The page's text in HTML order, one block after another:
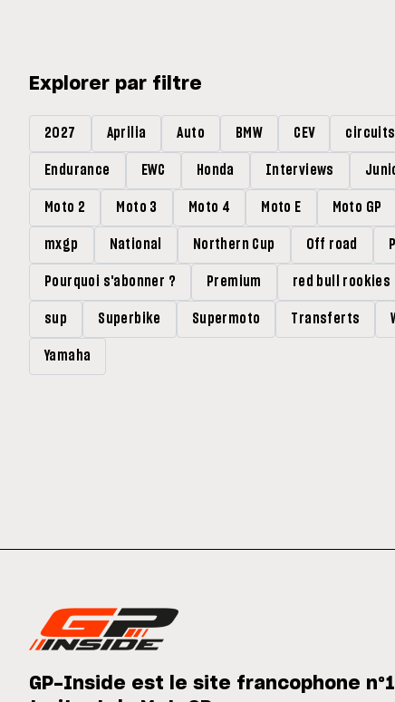
Explorer par filtre
2027 Aprilia Auto BMW CEV circuits
Endurance EWC Honda Interviews
Moto 2 Moto 3 Moto 4 Moto E Moto GP
mxgp National Northern Cup Off road
Pourquoi s'abonner ? Premium red bull rookies
sup Superbike Supermoto Transferts
Yamaha
GP-Inside est le site francophone n°1